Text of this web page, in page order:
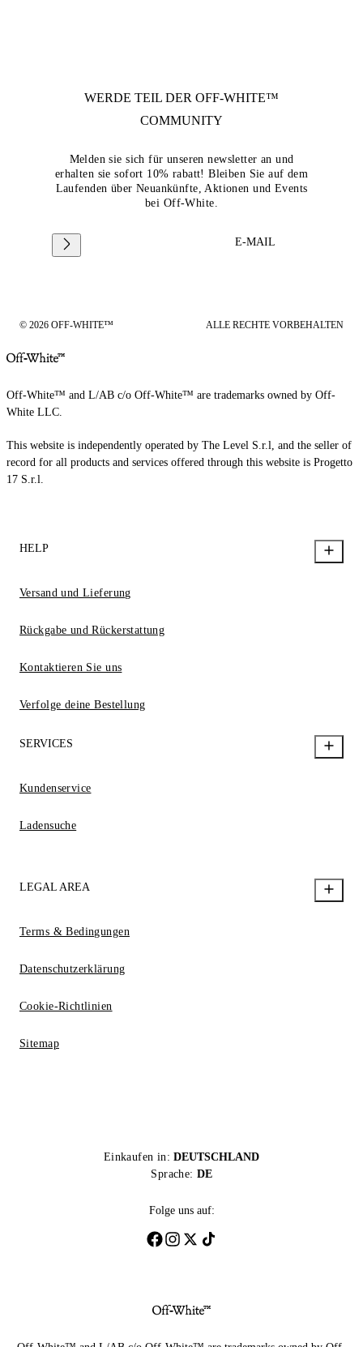
WERDE TEIL DER OFF-WHITE™
COMMUNITY
Melden sie sich für unseren newsletter an und
erhalten sie sofort 10% rabatt! Bleiben Sie auf dem
Laufenden über Neuankünfte, Aktionen und Events
bei Off-White.
E-MAIL
© 2026 OFF-WHITE™ ALLE RECHTE VORBEHALTEN
Off-White™ and L/AB c/o Off-White™ are trademarks owned by Off-
White LLC.
This website is independently operated by The Level S.r.l, and the seller of
record for all products and services offered through this website is Progetto
17 S.r.l.
HELP
Versand und Lieferung
Rückgabe und Rückerstattung
Kontaktieren Sie uns
Verfolge deine Bestellung
SERVICES
Kundenservice
Ladensuche
LEGAL AREA
Terms & Bedingungen
Datenschutzerklärung
Cookie-Richtlinien
Sitemap
Einkaufen in: DEUTSCHLAND
Sprache: DE
Folge uns auf: